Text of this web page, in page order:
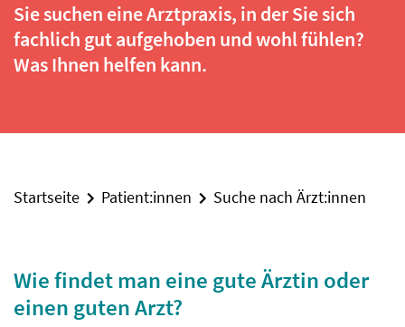
Sie suchen eine Arztpraxis, in der Sie sich
fachlich gut aufgehoben und wohl fühlen?
Was Ihnen helfen kann.
Startseite Patient:innen Suche nach Ärzt:innen
Wie findet man eine gute Ärztin oder
einen guten Arzt?